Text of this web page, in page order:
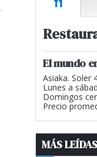
El mundo
Asiaka. Soler
Lunes a
Domingos
Precio
MÁS LEÍDAS